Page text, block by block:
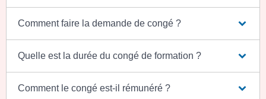
Comment faire la demande de congé ?
Quelle est la durée du congé de formation ?
Comment le congé est-il rémunéré ?